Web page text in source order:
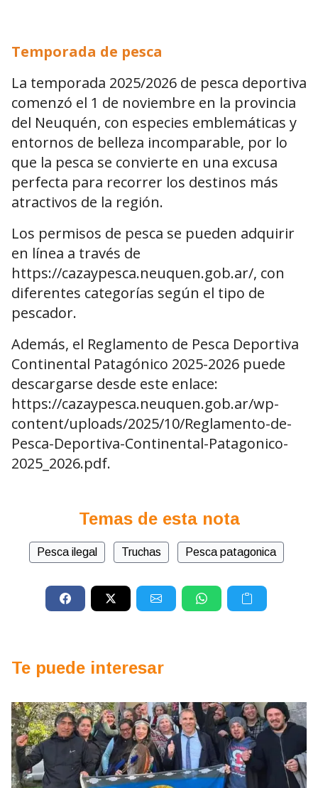
Temporada de pesca
La temporada 2025/2026 de pesca deportiva
comenzó el 1 de noviembre en la provincia
del Neuquén, con especies emblemáticas y
entornos de belleza incomparable, por lo
que la pesca se convierte en una excusa
perfecta para recorrer los destinos más
atractivos de la región.
Los permisos de pesca se pueden adquirir
en línea a través de
https://cazaypesca.neuquen.gob.ar/, con
diferentes categorías según el tipo de
pescador.
Además, el Reglamento de Pesca Deportiva
Continental Patagónico 2025-2026 puede
descargarse desde este enlace:
https://cazaypesca.neuquen.gob.ar/wp-
content/uploads/2025/10/Reglamento-de-
Pesca-Deportiva-Continental-Patagonico-
2025_2026.pdf.
Temas de esta nota
Pesca ilegal Truchas Pesca patagonica
Te puede interesar